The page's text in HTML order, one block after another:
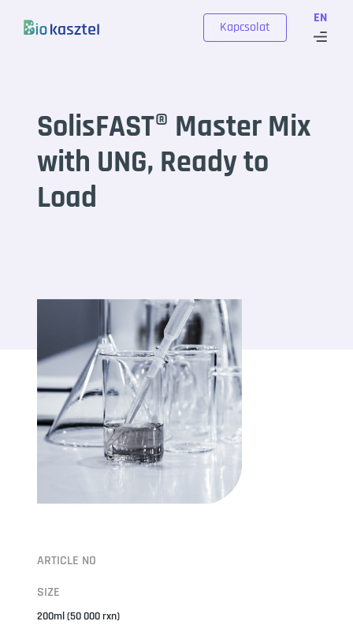
EN
Kapcsolat
SolisFAST® Master Mix
with UNG, Ready to
Load
ARTICLE NO
SIZE
200ml (50 000 rxn)